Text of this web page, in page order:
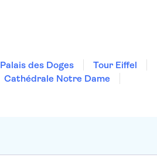
Palais des Doges
Tour Eiffel
Cathédrale Notre Dame